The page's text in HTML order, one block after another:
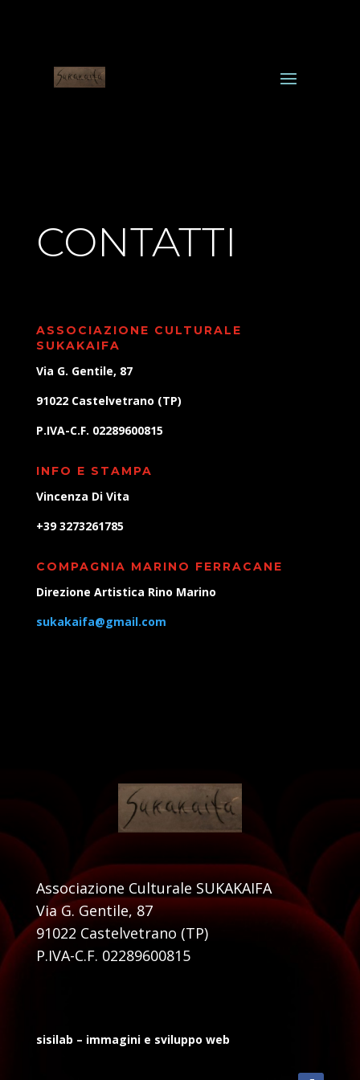
CONTATTI
ASSOCIAZIONE CULTURALE
SUKAKAIFA
Via G. Gentile, 87
91022 Castelvetrano (TP)
P.IVA-C.F. 02289600815
INFO E STAMPA
Vincenza Di Vita
+39 3273261785
COMPAGNIA MARINO FERRACANE
Direzione Artistica Rino Marino
sukakaifa@gmail.com
Associazione Culturale SUKAKAIFA
Via G. Gentile, 87
91022 Castelvetrano (TP)
P.IVA-C.F. 02289600815
sisilab – immagini e sviluppo web